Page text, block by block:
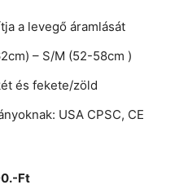
a levegő áramlását
– S/M (52-58cm )
és fekete/zöld
USA CPSC, CE
Ft